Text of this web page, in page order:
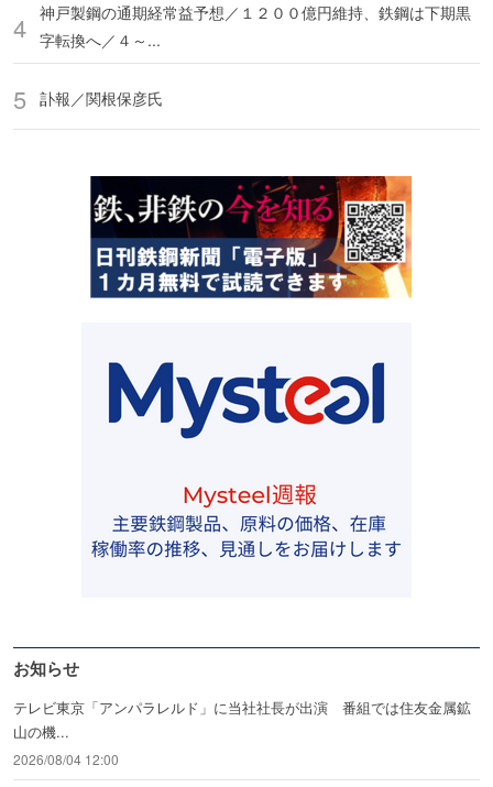
神戸製鋼の通期経常益予想／１２００億円維持、鉄鋼は下期黒
字転換へ／４～...
訃報／関根保彦氏
お知らせ
テレビ東京「アンパラレルド」に当社社長が出演 番組では住友金属鉱
山の機...
2026/08/04 12:00